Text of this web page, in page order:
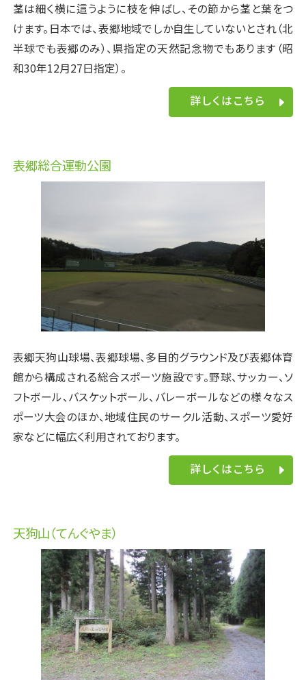
茎は細く横に這うように枝を伸ばし、その節から茎と葉をつ
けます。日本では、表郷地域でしか自生していないとされ（北
半球でも表郷のみ）、県指定の天然記念物でもあります（昭
和30年12月27日指定）。
詳しくはこちら
表郷総合運動公園
表郷天狗山球場、表郷球場、多目的グラウンド及び表郷体育
館から構成される総合スポーツ施設です。野球、サッカー、ソ
フトボール、バスケットボール、バレーボールなどの様々なス
ポーツ大会のほか、地域住民のサークル活動、スポーツ愛好
家などに幅広く利用されております。
詳しくはこちら
天狗山（てんぐやま）